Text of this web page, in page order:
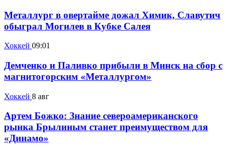
Металлург в овертайме дожал Химик, Славутич
обыграл Могилев в Кубке Салея
Хоккей 09:01
Демченко и Паливко прибыли в Минск на сбор с
магнитогорским «Металлургом»
Хоккей 8 авг
Артем Божко: Знание североамериканского
рынка Брылиным станет преимуществом для
«Динамо»